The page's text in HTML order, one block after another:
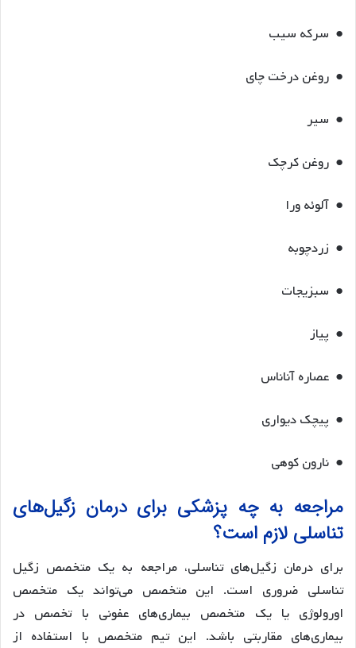
● سرکه سیب
● روغن درخت چای
● سیر
● روغن کرچک
● آلوئه ورا
● زردچوبه
● سبزیجات
● پیاز
● عصاره آناناس
● پیچک دیواری
● نارون کوهی
مراجعه به چه پزشکی برای درمان زگیل‌های
تناسلی لازم است؟
برای درمان زگیل‌های تناسلی، مراجعه به یک متخصص زگیل
تناسلی ضروری است. این متخصص می‌تواند یک متخصص
اورولوژی یا یک متخصص بیماری‌های عفونی با تخصص در
بیماری‌های مقاربتی باشد. این تیم متخصص با استفاده از